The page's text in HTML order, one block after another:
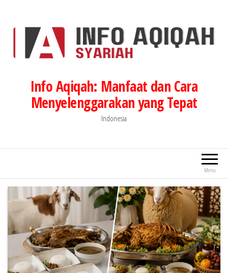
Info Aqiqah: Manfaat dan Cara
Menyelenggarakan yang Tepat
Indonesia
Menu